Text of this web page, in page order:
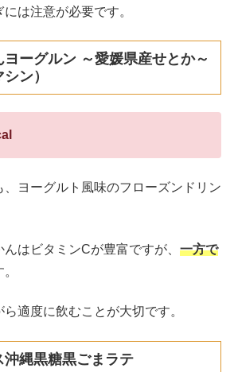
は注意が必要です。
ーグルン ～愛媛県産せとか～
ン）
ヨーグルト風味のフローズンドリン
はビタミンCが豊富ですが、 一方で
適度に飲むことが大切です。
縄黒糖黒ごまラテ